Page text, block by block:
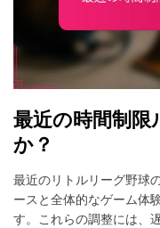
最近の時間制限
か？
最近のリトルリーグ野球
ースと全体的なゲーム体
す。これらの調整には、